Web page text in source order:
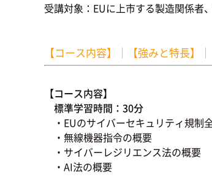
受講対象：EUに上市する製造関係者
【コース内容】 ｜ 【強みと特長】 ｜
【コース内容】
標準学習時間：30分
・EUのサイバーセキュリティ規制
・無線機器指令の概要
・サイバーレジリエンス法の概要
・AI法の概要